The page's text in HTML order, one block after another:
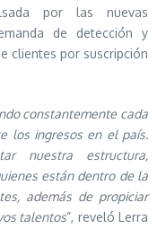
por las nuevas
de detección y
clientes por suscripción
constantemente cada
los ingresos en el país.
nuestra estructura,
están dentro de la
además de propiciar
talentos”, reveló Lerra